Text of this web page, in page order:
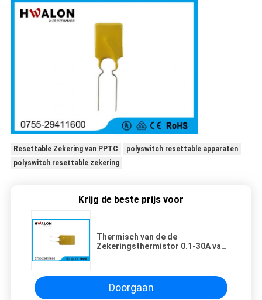
Resettable Zekering van PPTC
polyswitch resettable apparaten
polyswitch resettable zekering
Krijg de beste prijs voor
Thermisch van de de
Zekeringsthermistor 0.1-30A van
Doorgaan